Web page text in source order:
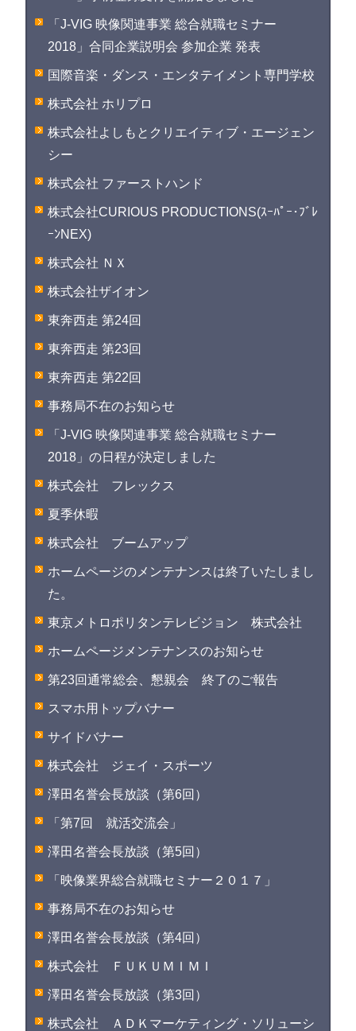
「J-VIG 映像関連事業 総合就職セミナー
2018」合同企業説明会 参加企業 発表
国際音楽・ダンス・エンタテイメント専門学校
株式会社 ホリプロ
株式会社よしもとクリエイティブ・エージェン
シー
株式会社 ファーストハンド
株式会社CURIOUS PRODUCTIONS(ｽｰﾊﾟｰ･ﾌﾞﾚ
ｰﾝNEX)
株式会社 ＮＸ
株式会社ザイオン
東奔西走 第24回
東奔西走 第23回
東奔西走 第22回
事務局不在のお知らせ
「J-VIG 映像関連事業 総合就職セミナー
2018」の日程が決定しました
株式会社 フレックス
夏季休暇
株式会社 ブームアップ
ホームページのメンテナンスは終了いたしまし
た。
東京メトロポリタンテレビジョン 株式会社
ホームページメンテナンスのお知らせ
第23回通常総会、懇親会 終了のご報告
スマホ用トップバナー
サイドバナー
株式会社 ジェイ・スポーツ
澤田名誉会長放談（第6回）
「第7回 就活交流会」
澤田名誉会長放談（第5回）
「映像業界総合就職セミナー２０１７」
事務局不在のお知らせ
澤田名誉会長放談（第4回）
株式会社 ＦＵＫＵＭＩＭＩ
澤田名誉会長放談（第3回）
株式会社 ＡＤＫマーケティング・ソリューシ